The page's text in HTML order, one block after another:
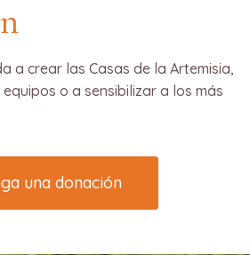
a crear las Casas de la Artemisia,
o a sensibilizar a los más
una donación